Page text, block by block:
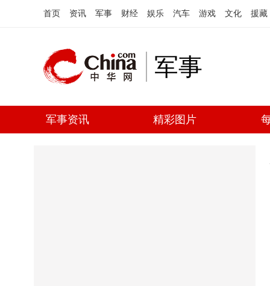
首页 资讯 军事 财经 娱乐 汽车 游戏 文化 援藏
军事
军事资讯 精彩图片